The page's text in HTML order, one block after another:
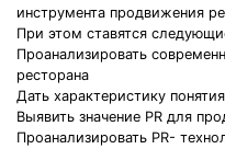
инструмента продвижения
При этом ставятся
Проанализировать
ресторана
Дать характеристику
Выявить значение PR для
Проанализировать PR-